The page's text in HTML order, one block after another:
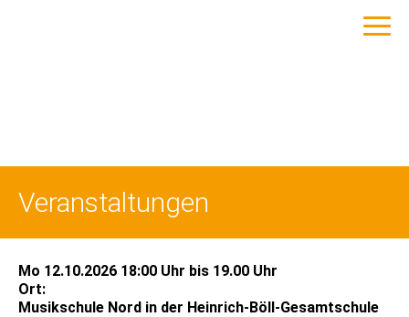
Veranstaltungen
Mo 12.10.2026 18:00 Uhr bis 19.00 Uhr
Ort:
Musikschule Nord in der Heinrich-Böll-Gesamtschule